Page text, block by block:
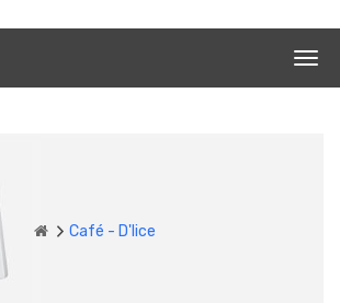
(0)
Café - D'lice